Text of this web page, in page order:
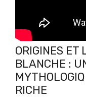
ORIGINES ET
BLANCHE :
RICHE